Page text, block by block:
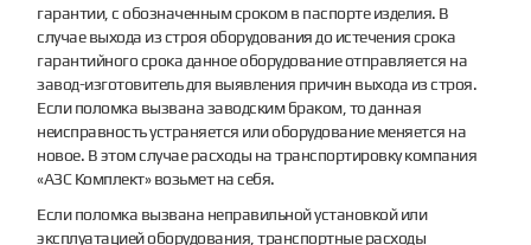
гарантии, с обозначенным сроком в паспорте изделия. В
случае выхода из строя оборудования до истечения срока
гарантийного срока данное оборудование отправляется на
завод-изготовитель для выявления причин выхода из строя.
Если поломка вызвана заводским браком, то данная
неисправность устраняется или оборудование меняется на
новое. В этом случае расходы на транспортировку компания
«АЗС Комплект» возьмет на себя.
Если поломка вызвана неправильной установкой или
эксплуатацией оборудования, транспортные расходы